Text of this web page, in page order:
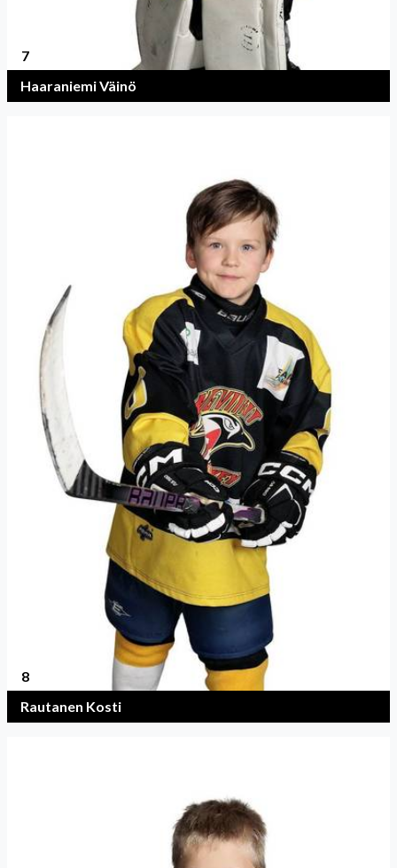
7
Haaraniemi Väinö
8
Rautanen Kosti